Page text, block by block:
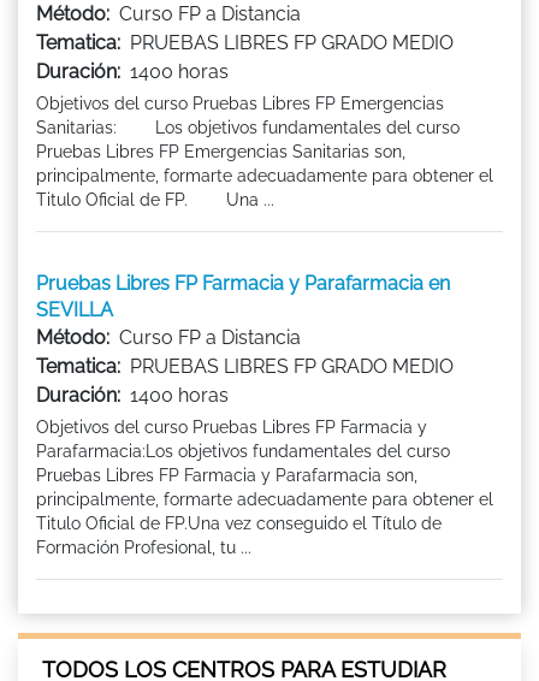
Método: Curso FP a Distancia
Tematica: PRUEBAS LIBRES FP GRADO MEDIO
Duración: 1400 horas
Objetivos del curso Pruebas Libres FP Emergencias
Sanitarias: Los objetivos fundamentales del curso
Pruebas Libres FP Emergencias Sanitarias son,
principalmente, formarte adecuadamente para obtener el
Titulo Oficial de FP. Una ...
Pruebas Libres FP Farmacia y Parafarmacia en
SEVILLA
Método: Curso FP a Distancia
Tematica: PRUEBAS LIBRES FP GRADO MEDIO
Duración: 1400 horas
Objetivos del curso Pruebas Libres FP Farmacia y
Parafarmacia:Los objetivos fundamentales del curso
Pruebas Libres FP Farmacia y Parafarmacia son,
principalmente, formarte adecuadamente para obtener el
Titulo Oficial de FP.Una vez conseguido el Título de
Formación Profesional, tu ...
TODOS LOS CENTROS PARA ESTUDIAR